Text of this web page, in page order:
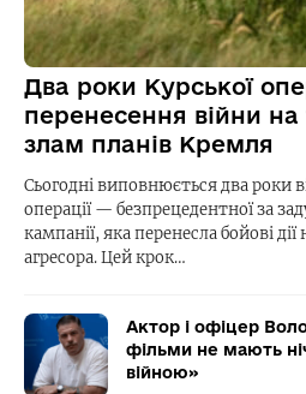
Два роки Курської
перенесення війни
злам планів Кремля
Сьогодні виповнюється два роки
операції — безпрецедентної за
кампанії, яка перенесла бойові
агресора. Цей крок…
Актор і офіцер
фільми не мають
війною»